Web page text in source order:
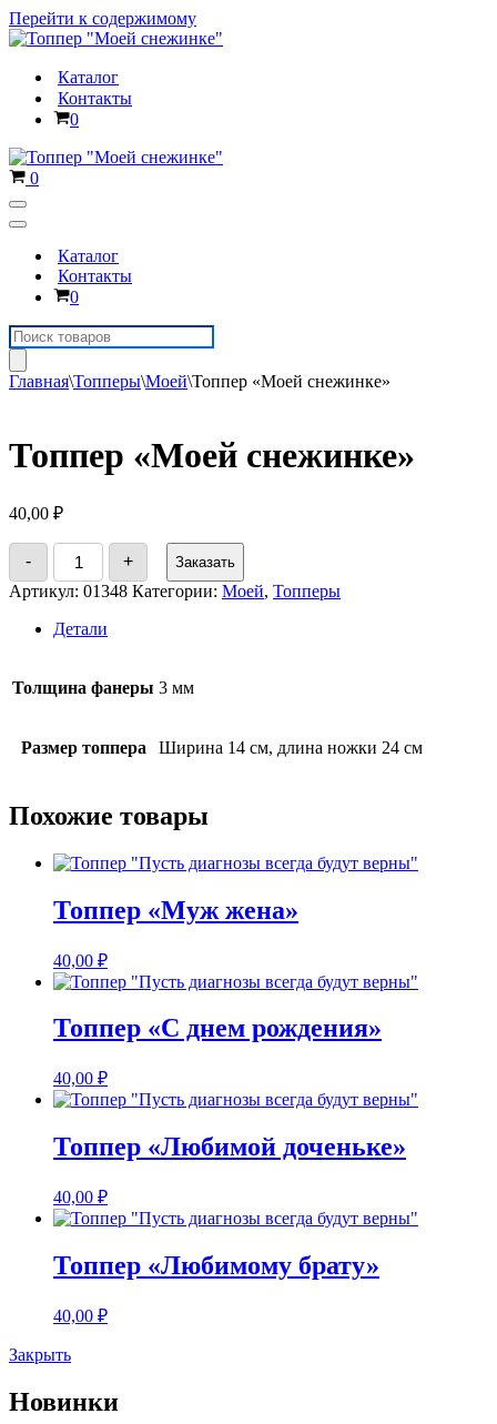
Перейти к содержимому
Каталог
Контакты
Корзина
0
Корзина
0
Меню
навигации
Меню
навигацииКаталог
Контакты
Корзина
0
Поиск
товаров
Главная\Топперы\Моей\Топпер «Моей снежинке»
Топпер «Моей снежинке»
40,00 ₽
-
Количество
товара
Топпер
"Моей
снежинке"
+ Заказать
Артикул: 01348 Категории: Моей, Топперы
Детали
Толщина фанеры 3 мм
Размер топпера Ширина 14 см, длина ножки 24 см
Похожие товары
Топпер «Муж жена»
40,00 ₽
Топпер «С днем рождения»
40,00 ₽
Топпер «Любимой доченьке»
40,00 ₽
Топпер «Любимому брату»
40,00 ₽
Закрыть
Новинки